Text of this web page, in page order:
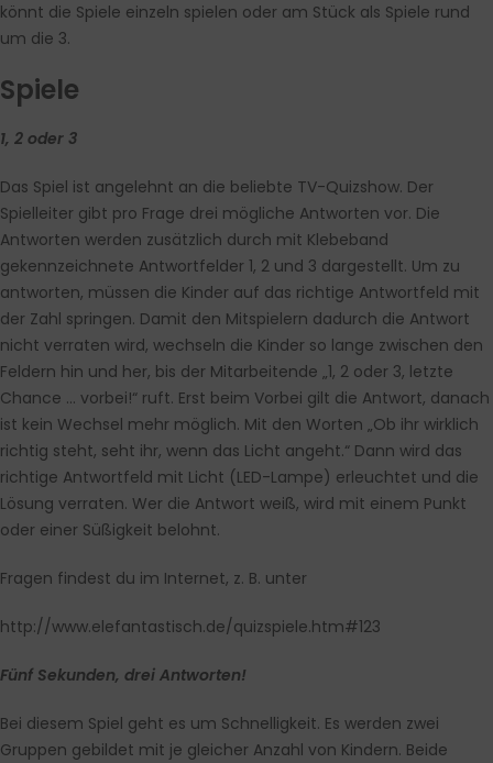
könnt die Spiele einzeln spielen oder am Stück als Spiele rund
um die 3.
Spiele
1, 2 oder 3
Das Spiel ist angelehnt an die beliebte TV-Quizshow. Der
Spielleiter gibt pro Frage drei mögliche Antworten vor. Die
Antworten werden zusätzlich durch mit Klebeband
gekennzeichnete Antwortfelder 1, 2 und 3 dargestellt. Um zu
antworten, müssen die Kinder auf das richtige Antwortfeld mit
der Zahl springen. Damit den Mitspielern dadurch die Antwort
nicht verraten wird, wechseln die Kinder so lange zwischen den
Feldern hin und her, bis der Mitarbeitende „1, 2 oder 3, letzte
Chance … vorbei!“ ruft. Erst beim Vorbei gilt die Antwort, danach
ist kein Wechsel mehr möglich. Mit den Worten „Ob ihr wirklich
richtig steht, seht ihr, wenn das Licht angeht.“ Dann wird das
richtige Antwortfeld mit Licht (LED-Lampe) erleuchtet und die
Lösung verraten. Wer die Antwort weiß, wird mit einem Punkt
oder einer Süßigkeit belohnt.
Fragen findest du im Internet, z. B. unter
http://www.elefantastisch.de/quizspiele.htm#123
Fünf Sekunden, drei Antworten!
Bei diesem Spiel geht es um Schnelligkeit. Es werden zwei
Gruppen gebildet mit je gleicher Anzahl von Kindern. Beide